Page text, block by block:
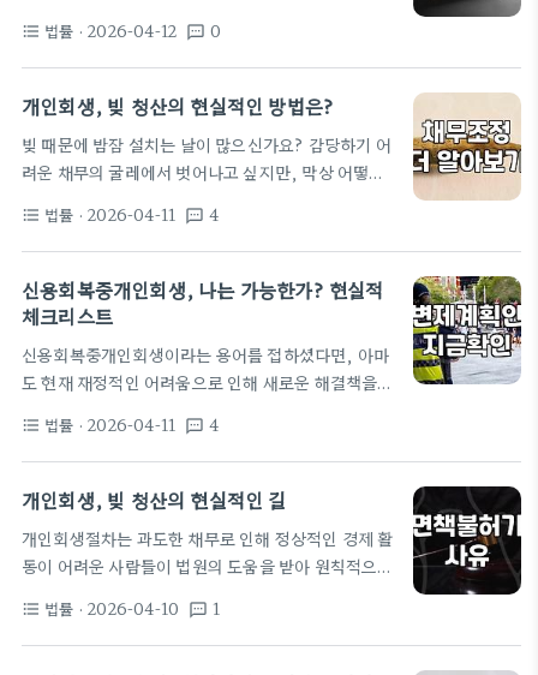
정에서 무엇을 주의해야 할지 구체적으로 짚어보겠습
까지 합니다. 여러 기관에서 다양한 채무조정 제도를
운영하고 있는데, 어떤 것이 나에게 맞는지, 그리고
실질적으로 빚을 갚아나가는 데 어떤 도움이 되는지
빚이 감당하기 어려워지면 삶의 많은 부분이 흔들립니
다. 매달 나가는 이자만으로도 숨이 턱턱 막히고, 원금
은 줄어들 기미가 보이지 않는 상황. 이런 경우, 혼자
만나왔습니다.…
format_list_bulleted 법률 · 2026-04-12 textsms 0
개인회생, 빚 청산의 현실적인 방법은?
빚 때문에 밤잠 설치는 날이 많으신가요? 감당하기 어
려운 채무의 굴레에서 벗어나고 싶지만, 막상 어떻게
라는 단어는 자주 들어봤지만, 실제 나와는 먼 이야기
처럼 느껴지기도 합니다. 하지만 개인회생은 단순히
빚을 탕감해주는 마법이 아니라, 현실적인 상황을 고
려하여 법적으로 채무를 조정하고 새 출발할 기회를
및 파산에 관한 법률에 따라 진행되며, 신청 자격을 갖
춘 개인이 일정한 수입이 있음을 전제로 하여 장래의
수입에서 일정 비율을 변제하면 나머지 채무를 면책받
format_list_bulleted 법률 · 2026-04-11 textsms 4
신용회복중개인회생, 나는 가능한가? 현실적
체크리스트
신용회복중개인회생이라는 용어를 접하셨다면, 아마
도 현재 재정적인 어려움으로 인해 새로운 해결책을
제도 자체는 들어봤지만, '신용회복중개인회생'이라
는 조금 더 구체적인 상황에 대해선 정보가 부족하다
고 느끼곤 합니다. 이 제도는 말 그대로 신용회복위원
회복위원회 워크아웃과 같은 사적 채무조정을 경험했
음에도 불구하고 추가적인 채무 감면이나 해결이 필요
할 때 고려해볼 수 있는 법적 구제 수단입니다. 사실
format_list_bulleted 법률 · 2026-04-11 textsms 4
개인회생, 빚 청산의 현실적인 길
개인회생절차는 과도한 채무로 인해 정상적인 경제 활
동이 어려운 사람들이 법원의 도움을 받아 원칙적으로
다. 많은 분들이 단순히 '빚을 없애주는 마법'처럼 생
각하지만, 실제로는 복잡한 법률 절차와 엄격한 기준
format_list_bulleted 법률 · 2026-04-10 textsms 1